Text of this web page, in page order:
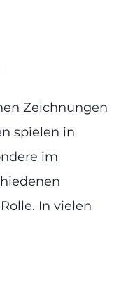
Zeichnungen
spielen in
im
In vielen